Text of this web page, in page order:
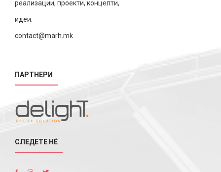
реализации, проекти, концепти,
идеи.
contact@marh.mk
ПАРТНЕРИ
СЛЕДЕТЕ НÉ